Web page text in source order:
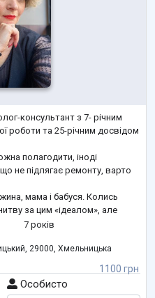
консультант з 7- річним
роботи та 25-річним досвідом
полагодити, іноді
що не підлягає ремонту, варто
мама і бабуся. Колись
за цим «ідеалом», але
- справжньою, і допомагаю
7 років
1100 грн
29000, Хмельницька
Особисто